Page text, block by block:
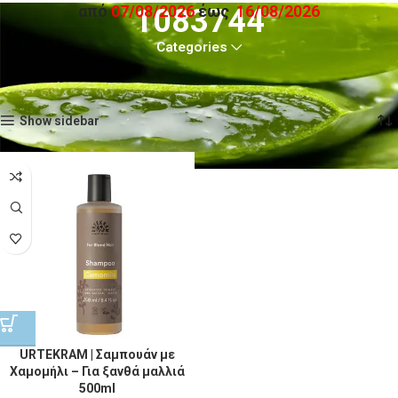
από07/08/2026έως16/08/2026
1083744
Categories
Προϊόντα με ετικέτα “1083744”
Εμφάνιση του μοναδικού αποτελέσματος
Show sidebar
URTEKRAM | Σαμπουάν με
Χαμομήλι – Για ξανθά μαλλιά
500ml